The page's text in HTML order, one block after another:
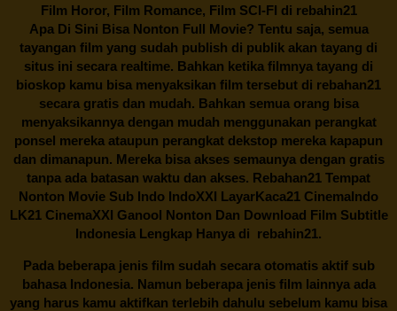
Film Horor, Film Romance, Film SCI-FI di rebahin21
Apa Di Sini Bisa Nonton Full Movie? Tentu saja, semua
tayangan film yang sudah publish di publik akan tayang di
situs ini secara realtime. Bahkan ketika filmnya tayang di
bioskop kamu bisa menyaksikan film tersebut di rebahan21
secara gratis dan mudah. Bahkan semua orang bisa
menyaksikannya dengan mudah menggunakan perangkat
ponsel mereka ataupun perangkat dekstop mereka kapapun
dan dimanapun. Mereka bisa akses semaunya dengan gratis
tanpa ada batasan waktu dan akses. Rebahan21 Tempat
Nonton Movie Sub Indo IndoXXI LayarKaca21 CinemaIndo
LK21 CinemaXXI Ganool Nonton Dan Download Film Subtitle
Indonesia Lengkap Hanya di rebahin21.
Pada beberapa jenis film sudah secara otomatis aktif sub
bahasa Indonesia. Namun beberapa jenis film lainnya ada
yang harus kamu aktifkan terlebih dahulu sebelum kamu bisa